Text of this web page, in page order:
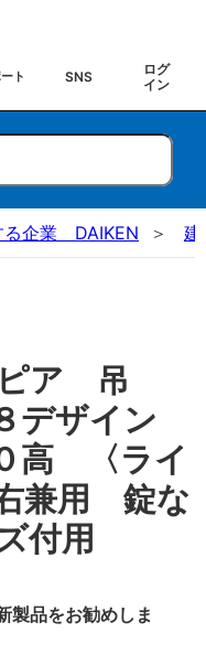
ト SNS
ログ
イン
る企業 DAIKEN 建
ア 吊
デザイン
高 〈ライ
兼用 錠な
付用
製品をお勧めしま